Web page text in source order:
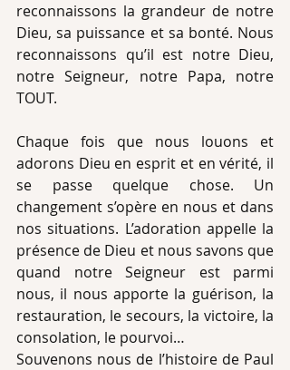
reconnaissons la grandeur de notre
Dieu, sa puissance et sa bonté. Nous
reconnaissons qu’il est notre Dieu,
notre Seigneur, notre Papa, notre
TOUT.
Chaque fois que nous louons et
adorons Dieu en esprit et en vérité, il
se passe quelque chose. Un
changement s’opère en nous et dans
nos situations. L’adoration appelle la
présence de Dieu et nous savons que
quand notre Seigneur est parmi
nous, il nous apporte la guérison, la
restauration, le secours, la victoire, la
consolation, le pourvoi…
Souvenons nous de l’histoire de Paul